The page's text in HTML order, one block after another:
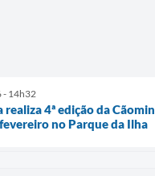
- 14h32
4ª edição da
no Parque da Ilha